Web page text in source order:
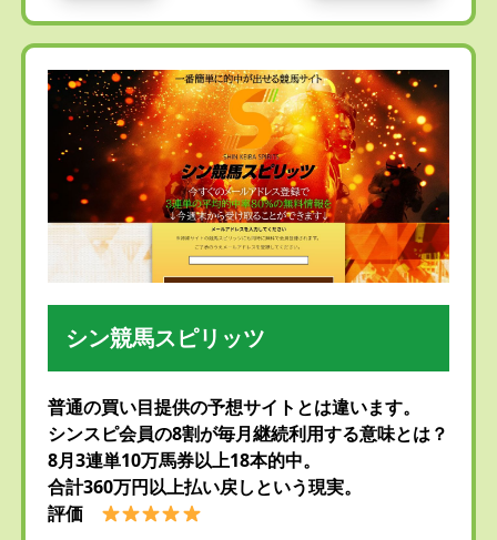
シン競馬スピリッツ
普通の買い目提供の予想サイトとは違います。
シンスピ会員の8割が毎月継続利用する意味とは？
8月3連単10万馬券以上18本的中。
合計360万円以上払い戻しという現実。
評価